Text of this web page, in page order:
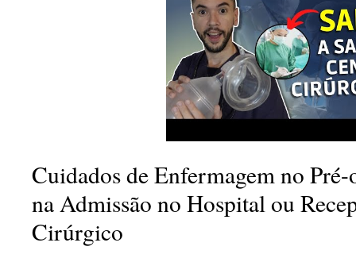
Cuidados de Enfermagem no
na Admissão no Hospital ou
Cirúrgico